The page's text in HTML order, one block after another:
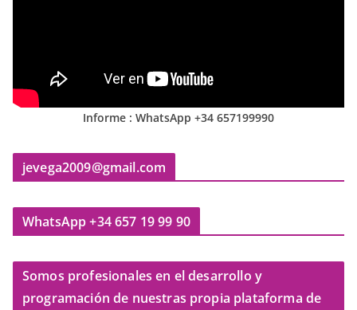
Informe : WhatsApp +34 657199990
jevega2009@gmail.com
WhatsApp +34 657 19 99 90
Somos profesionales en el desarrollo y
programación de nuestras propia plataforma de